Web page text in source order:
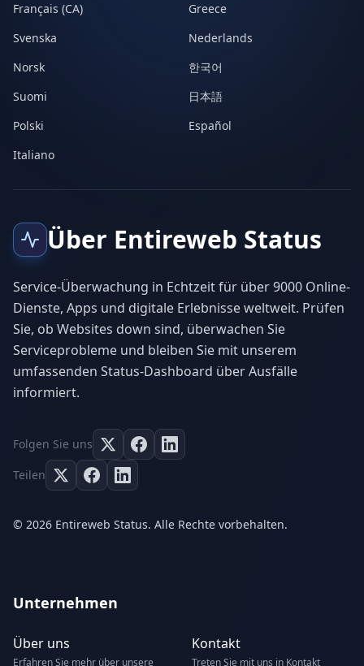
Français (CA)
Greece
Svenska
Nederlands
Norsk
한국어
Suomi
日本語
Polski
Español
Italiano
Über Entireweb Status
Service-Überwachung in Echtzeit für über 9000 Online-
Dienste, Apps und digitale Erlebnisse weltweit. Prüfen
Sie, ob Websites down sind, überwachen Sie
Serviceprobleme und bleiben Sie mit unserem
umfassenden Status-Dashboard über Ausfälle
informiert.
Folgen Sie uns
Teilen
© 2026 Entireweb Status. Alle Rechte vorbehalten.
Unternehmen
Über uns
Erfahren Sie mehr über unsere
Kontakt
Treten Sie mit uns in Kontakt